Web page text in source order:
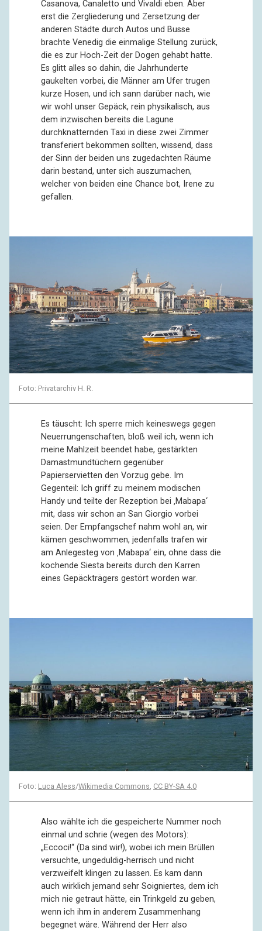
Casanova, Canaletto und Vivaldi eben. Aber
erst die Zergliederung und Zersetzung der
anderen Städte durch Autos und Busse
brachte Venedig die einmalige Stellung zurück,
die es zur Hoch-Zeit der Dogen gehabt hatte.
Es glitt alles so dahin, die Jahrhunderte
gaukelten vorbei, die Männer am Ufer trugen
kurze Hosen, und ich sann darüber nach, wie
wir wohl unser Gepäck, rein physikalisch, aus
dem inzwischen bereits die Lagune
durchknatternden Taxi in diese zwei Zimmer
transferiert bekommen sollten, wissend, dass
der Sinn der beiden uns zugedachten Räume
darin bestand, unter sich auszumachen,
welcher von beiden eine Chance bot, Irene zu
gefallen.
Foto: Privatarchiv H. R.
Es täuscht: Ich sperre mich keineswegs gegen
Neuerrungenschaften, bloß weil ich, wenn ich
meine Mahlzeit beendet habe, gestärkten
Damastmundtüchern gegenüber
Papierservietten den Vorzug gebe. Im
Gegenteil: Ich griff zu meinem modischen
Handy und teilte der Rezeption bei ‚Mabapa‘
mit, dass wir schon an San Giorgio vorbei
seien. Der Empfangschef nahm wohl an, wir
kämen geschwommen, jedenfalls trafen wir
am Anlegesteg von ‚Mabapa‘ ein, ohne dass die
kochende Siesta bereits durch den Karren
eines Gepäckträgers gestört worden war.
Foto: Luca Aless/Wikimedia Commons, CC BY-SA 4.0
Also wählte ich die gespeicherte Nummer noch
einmal und schrie (wegen des Motors):
„Eccoci!“ (Da sind wir!), wobei ich mein Brüllen
versuchte, ungeduldig-herrisch und nicht
verzweifelt klingen zu lassen. Es kam dann
auch wirklich jemand sehr Soigniertes, dem ich
mich nie getraut hätte, ein Trinkgeld zu geben,
wenn ich ihm in anderem Zusammenhang
begegnet wäre. Während der Herr also